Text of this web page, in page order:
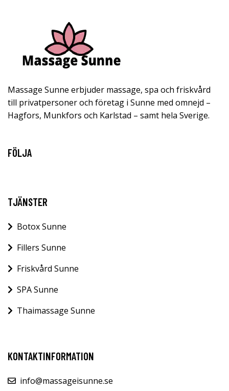
Massage Sunne erbjuder massage, spa och friskvård
till privatpersoner och företag i Sunne med omnejd –
Hagfors, Munkfors och Karlstad – samt hela Sverige.
FÖLJA
TJÄNSTER
Botox Sunne
Fillers Sunne
Friskvård Sunne
SPA Sunne
Thaimassage Sunne
KONTAKTINFORMATION
info@massageisunne.se